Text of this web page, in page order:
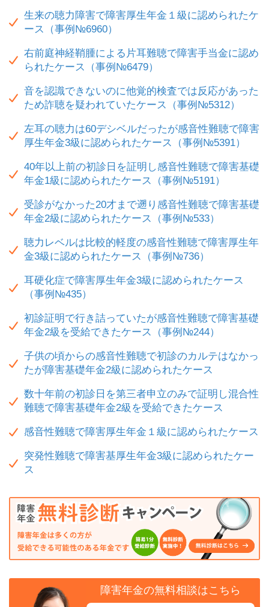
生来の聴力障害で障害厚生年金１級に認められたケ
ース（事例№6960）
右前庭神経鞘腫による片耳難聴で障害手当金に認め
られたケース（事例№6479）
音を認識できないのに他覚的検査では反応があった
ため詐聴を疑われていたケース（事例№5312）
左耳の聴力は60デシベルだったが感音性難聴で障害
厚生年金3級に認められたケース（事例№5391）
40年以上前の初診日を証明し感音性難聴で障害基礎
年金1級に認められたケース（事例№5191）
受診がなかった20才まで遡り感音性難聴で障害基礎
年金2級に認められたケース（事例№533）
聴力レベルは比較的軽度の感音性難聴で障害厚生年
金3級に認められたケース（事例№736）
耳硬化症で障害厚生年金3級に認められたケース
（事例№435）
初診証明で行き詰っていたが感音性難聴で障害基礎
年金2級を受給できたケース（事例№244）
子供の頃からの感音性難聴で初診のカルテはなかっ
たが障害基礎年金2級に認められたケース
数十年前の初診日を第三者申立のみで証明し混合性
難聴で障害基礎年金2級を受給できたケース
感音性難聴で障害厚生年金１級に認められたケース
突発性難聴で障害基厚生年金3級に認められたケー
ス
障害年金の無料相談はこちら